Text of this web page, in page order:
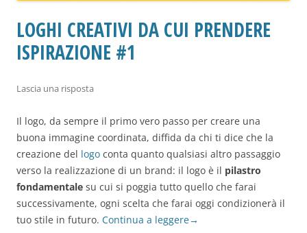
LOGHI CREATIVI DA CUI PRENDERE
ISPIRAZIONE #1
Lascia una risposta
Il logo, da sempre il primo vero passo per creare una
buona immagine coordinata, diffida da chi ti dice che la
creazione del logo conta quanto qualsiasi altro passaggio
verso la realizzazione di un brand: il logo è il pilastro
fondamentale su cui si poggia tutto quello che farai
successivamente, ogni scelta che farai oggi condizionerà il
tuo stile in futuro. Continua a leggere→